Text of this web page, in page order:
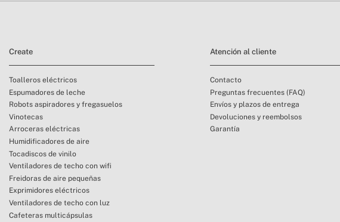
Create
Toalleros eléctricos
Espumadores de leche
Robots aspiradores y fregasuelos
Vinotecas
Arroceras eléctricas
Humidificadores de aire
Tocadiscos de vinilo
Ventiladores de techo con wifi
Freidoras de aire pequeñas
Exprimidores eléctricos
Ventiladores de techo con luz
Cafeteras multicápsulas
Atención al cliente
Contacto
Preguntas frecuentes (FAQ)
Envíos y plazos de entrega
Devoluciones y reembolsos
Garantía